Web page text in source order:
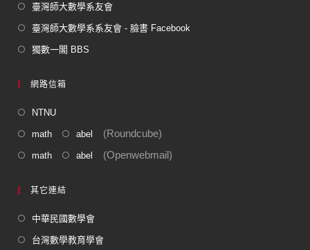
臺灣師大數學系友會
臺灣師大數學系系友會 - 臉書 Facebook
獨數一閣 BBS
網路信箱
NTNU
math abel (Roundcube)
math abel (Openwebmail)
其它連結
中華民國數學會
台灣數學教育學會